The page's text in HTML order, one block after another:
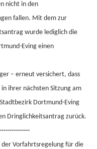
nicht in den
fallen. Mit dem zur
wurde lediglich die
Eving einen
– erneut versichert, dass
ihrer nächsten Sitzung am
Dortmund-Eving
Dringlichkeitsantrag zurück.
der Vorfahrtsregelung für die